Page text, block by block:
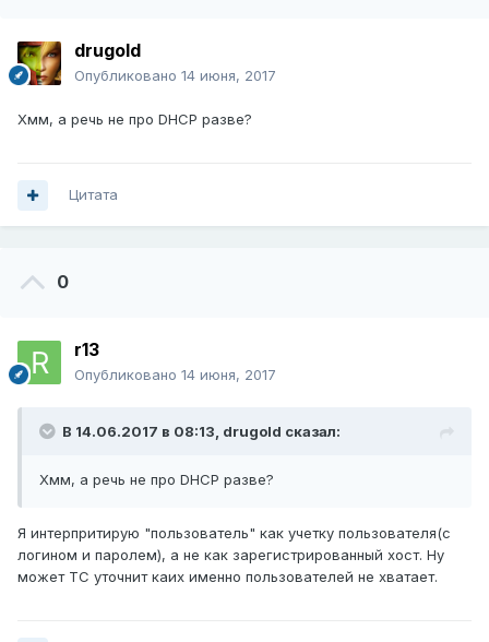
drugold
Опубликовано 14 июня, 2017
Хмм, а речь не про DHCP разве?
Цитата
0
r13
Опубликовано 14 июня, 2017
В 14.06.2017 в 08:13, drugold сказал:
Хмм, а речь не про DHCP разве?
Я интерпритирую "пользователь" как учетку пользователя(с
логином и паролем), а не как зарегистрированный хост. Ну
может ТС уточнит каих именно пользователей не хватает.